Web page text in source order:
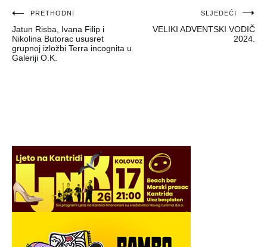
Navigacija
objava
PRETHODNI
Jatun Risba, Ivana Filip i
Nikolina Butorac ususret
grupnoj izložbi Terra incognita u
Galeriji O.K.
SLJEDEĆI
VELIKI ADVENTSKI VODIČ
2024.